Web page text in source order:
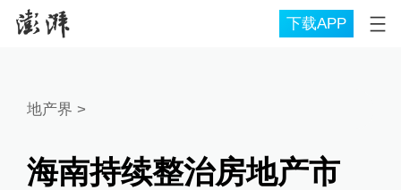
下载APP
地产界 >
海南持续整治房地产市